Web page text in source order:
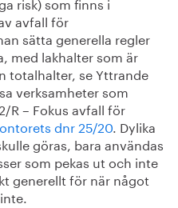
avfall för
sätta generella regler
med lakhalter som är
totalhalter, se Yttrande
verksamheter som
R – Fokus avfall för
dnr 25/20. Dylika
göras, bara användas
som pekas ut och inte
generellt för när något